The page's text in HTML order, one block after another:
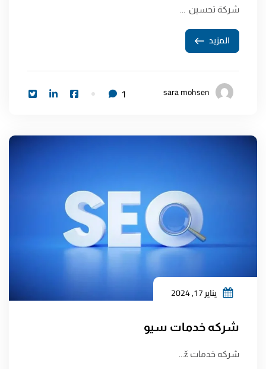
شركة تحسين ...
المزيد
sara mohsen
1
يناير 17, 2024
شركه خدمات سيو
شركه خدمات ž...